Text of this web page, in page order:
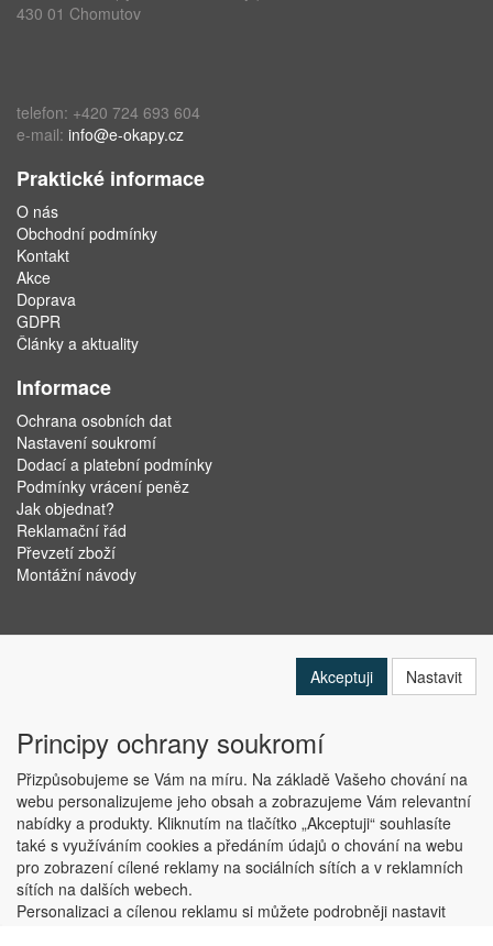
430 01 Chomutov
telefon: +420 724 693 604
e-mail: info@e-okapy.cz
Praktické informace
O nás
Obchodní podmínky
Kontakt
Akce
Doprava
GDPR
Články a aktuality
Informace
Ochrana osobních dat
Nastavení soukromí
Dodací a platební podmínky
Podmínky vrácení peněz
Jak objednat?
Reklamační řád
Převzetí zboží
Montážní návody
Copyright © ABRA Software a.s. 2019
Akceptuji Nastavit
Principy ochrany soukromí
Přizpůsobujeme se Vám na míru. Na základě Vašeho chování na
webu personalizujeme jeho obsah a zobrazujeme Vám relevantní
nabídky a produkty. Kliknutím na tlačítko „Akceptuji“ souhlasíte
také s využíváním cookies a předáním údajů o chování na webu
pro zobrazení cílené reklamy na sociálních sítích a v reklamních
sítích na dalších webech.
Personalizaci a cílenou reklamu si můžete podrobněji nastavit